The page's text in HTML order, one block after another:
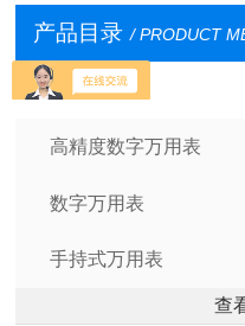
产品目录 / PRODUCT
数字万用表
高精度数字万用表
数字万用表
手持式万用表
查